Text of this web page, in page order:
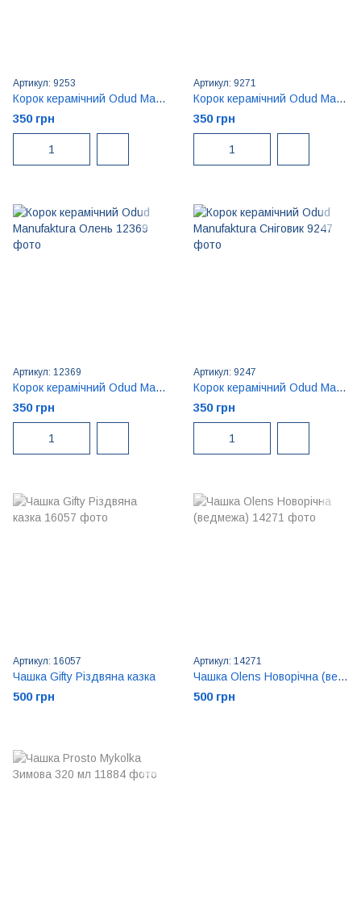
Артикул: 9253
Корок керамічний Odud Manufaktura Дівчинка (колядники)
350 грн
Артикул: 9271
Корок керамічний Odud Manufaktura Козлик
350 грн
Артикул: 12369
Корок керамічний Odud Manufaktura Олень
350 грн
Артикул: 9247
Корок керамічний Odud Manufaktura Сніговик
350 грн
Артикул: 16057
Чашка Gifty Різдвяна казка
500 грн
Артикул: 14271
Чашка Olens Новорічна (ведмежа)
500 грн